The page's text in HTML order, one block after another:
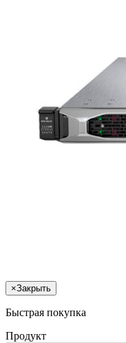
×Закрыть
Быстрая покупка
Продукт